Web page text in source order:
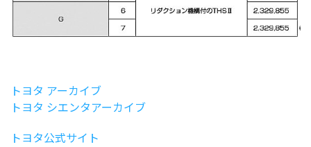
トヨタ アーカイブ
トヨタ シエンタアーカイブ
トヨタ公式サイト